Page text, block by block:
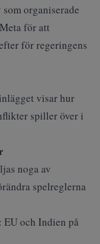
organiserade
för att
för regeringens
visar hur
spiller över i
noga av
spelreglerna
EU och Indien på